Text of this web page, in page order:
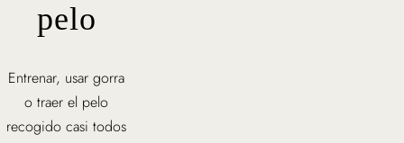
pelo
Entrenar, usar gorra
o traer el pelo
recogido casi todos